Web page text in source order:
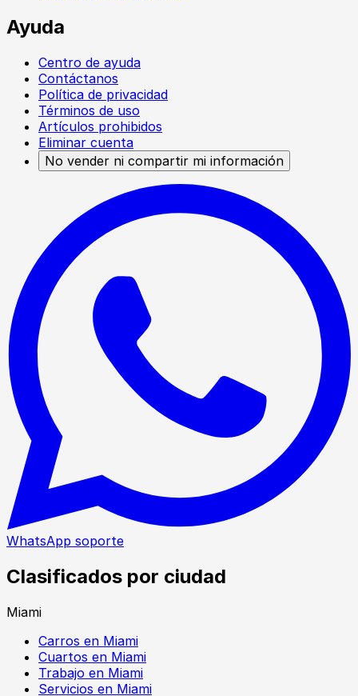
Ayuda
Centro de ayuda
Contáctanos
Política de privacidad
Términos de uso
Artículos prohibidos
Eliminar cuenta
No vender ni compartir mi información
WhatsApp soporte
Clasificados por ciudad
Miami
Carros en Miami
Cuartos en Miami
Trabajo en Miami
Servicios en Miami